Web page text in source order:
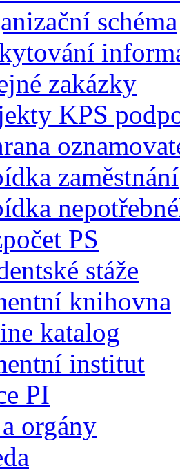
schéma
zakázky
KPS
zaměstnání
PS
stáže
knihovna
katalog
institut
PI
orgány